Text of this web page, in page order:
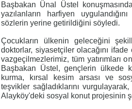
Başbakan Ünal Üstel
yazılanların harfiyen
sözlerin yerine getirildiğini söyledi.
Çocukların ülkenin geleceğini
doktorlar, siyasetçiler olacağını
vazgeçilmezlerimiz, tüm yatırımları
Başbakan Üstel, gençlerin ülkede
kurma, kırsal kesim arsası ve
teşvikler sağladıklarını
Alayköy'deki sosyal konut projesinin